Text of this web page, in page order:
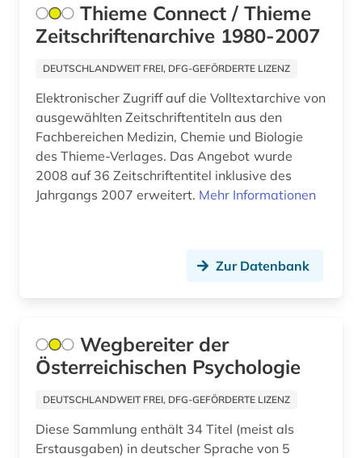
Thieme Connect / Thieme
Zeitschriftenarchive 1980-2007
DEUTSCHLANDWEIT FREI, DFG-GEFÖRDERTE LIZENZ
Elektronischer Zugriff auf die Volltextarchive von
ausgewählten Zeitschriftentiteln aus den
Fachbereichen Medizin, Chemie und Biologie
des Thieme-Verlages. Das Angebot wurde
2008 auf 36 Zeitschriftentitel inklusive des
Jahrgangs 2007 erweitert. Mehr Informationen
Zur Datenbank
Wegbereiter der
Österreichischen Psychologie
DEUTSCHLANDWEIT FREI, DFG-GEFÖRDERTE LIZENZ
Diese Sammlung enthält 34 Titel (meist als
Erstausgaben) in deutscher Sprache von 5